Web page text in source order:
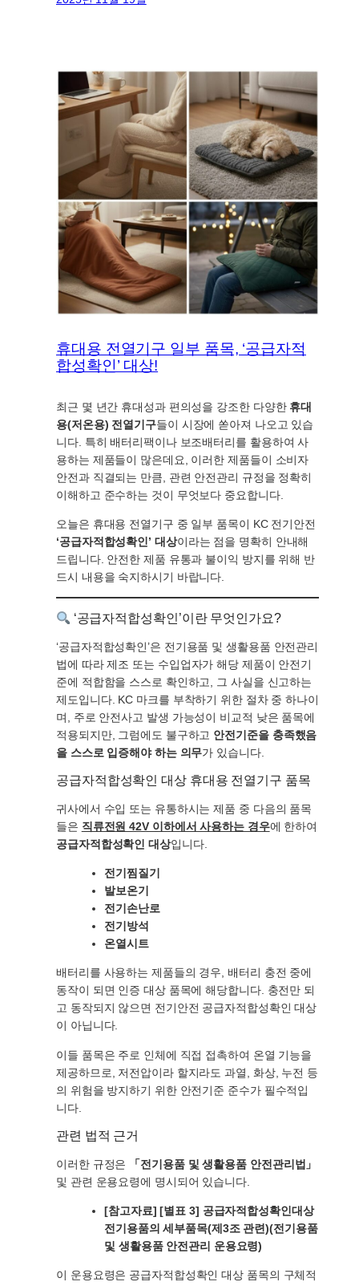
휴대용 전열기구 일부 품목, ‘공급자적
합성확인’ 대상!
최근 몇 년간 휴대성과 편의성을 강조한 다양한 휴대
용(저온용) 전열기구들이 시장에 쏟아져 나오고 있습
니다. 특히 배터리팩이나 보조배터리를 활용하여 사
용하는 제품들이 많은데요, 이러한 제품들이 소비자
안전과 직결되는 만큼, 관련 안전관리 규정을 정확히
이해하고 준수하는 것이 무엇보다 중요합니다.
오늘은 휴대용 전열기구 중 일부 품목이 KC 전기안전
‘공급자적합성확인’ 대상이라는 점을 명확히 안내해
드립니다. 안전한 제품 유통과 불이익 방지를 위해 반
드시 내용을 숙지하시기 바랍니다.
‘공급자적합성확인’이란 무엇인가요?
‘공급자적합성확인’은 전기용품 및 생활용품 안전관리
법에 따라 제조 또는 수입업자가 해당 제품이 안전기
준에 적합함을 스스로 확인하고, 그 사실을 신고하는
제도입니다. KC 마크를 부착하기 위한 절차 중 하나이
며, 주로 안전사고 발생 가능성이 비교적 낮은 품목에
적용되지만, 그럼에도 불구하고 안전기준을 충족했음
을 스스로 입증해야 하는 의무가 있습니다.
공급자적합성확인 대상 휴대용 전열기구 품목
귀사에서 수입 또는 유통하시는 제품 중 다음의 품목
들은 직류전원 42V 이하에서 사용하는 경우에 한하여
공급자적합성확인 대상입니다.
전기찜질기
발보온기
전기손난로
전기방석
온열시트
배터리를 사용하는 제품들의 경우, 배터리 충전 중에
동작이 되면 인증 대상 품목에 해당합니다. 충전만 되
고 동작되지 않으면 전기안전 공급자적합성확인 대상
이 아닙니다.
이들 품목은 주로 인체에 직접 접촉하여 온열 기능을
제공하므로, 저전압이라 할지라도 과열, 화상, 누전 등
의 위험을 방지하기 위한 안전기준 준수가 필수적입
니다.
관련 법적 근거
이러한 규정은
「전기용품 및 생활용품 안전관리법」
및 관련 운용요령에 명시되어 있습니다.
[참고자료] [별표 3] 공급자적합성확인대상
전기용품의 세부품목(제3조 관련)(전기용품
및 생활용품 안전관리 운용요령)
이 운용요령은 공급자적합성확인 대상 품목의 구체적